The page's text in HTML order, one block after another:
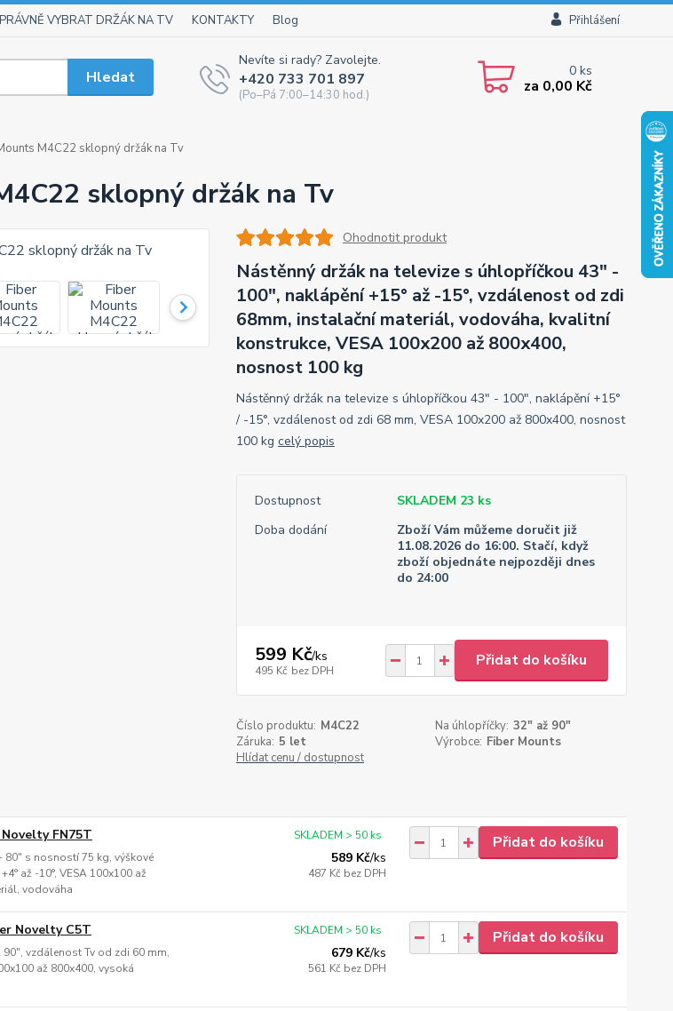
VYBRAT DRŽÁK NA TV KONTAKTY Blog Přihlášení
Hledat
Nevíte si rady? Zavolejte.
+420 733 701 897
(Po–Pá 7:00–14:30 hod.)
0ks
za 0,00 Kč
M4C22 sklopný držák na Tv
sklopný držák na Tv
Ohodnotit produkt
Nástěnný držák na televize s úhlopříčkou 43" -
100", naklápění +15° až -15°, vzdálenost od zdi
68mm, instalační materiál, vodováha, kvalitní
konstrukce, VESA 100x200 až 800x400,
nosnost 100 kg
Nástěnný držák na televize s úhlopříčkou 43" - 100", naklápění +15°
/ -15°, vzdálenost od zdi 68 mm, VESA 100x200 až 800x400, nosnost
100 kg celý popis
Dostupnost
SKLADEM 23 ks
Doba dodání
Zboží Vám můžeme doručit již
11.08.2026 do 16:00. Stačí, když
zboží objednáte nejpozději dnes
do 24:00
599 Kč/ks
495 Kč bez DPH
Přidat do košíku
Číslo produktu: M4C22 Na úhlopříčky: 32" až 90"
Záruka: 5 let Výrobce: Fiber Mounts
Hlídat cenu / dostupnost
FN75T
80" s nosností 75 kg, výškové
až -10°, VESA 100x100 až
vodováha
589 Kč/ks
487 Kč bez DPH
SKLADEM > 50 ks Přidat do košíku
Novelty C5T
90", vzdálenost Tv od zdi 60 mm,
až 800x400, vysoká
679 Kč/ks
561 Kč bez DPH
SKLADEM > 50 ks Přidat do košíku